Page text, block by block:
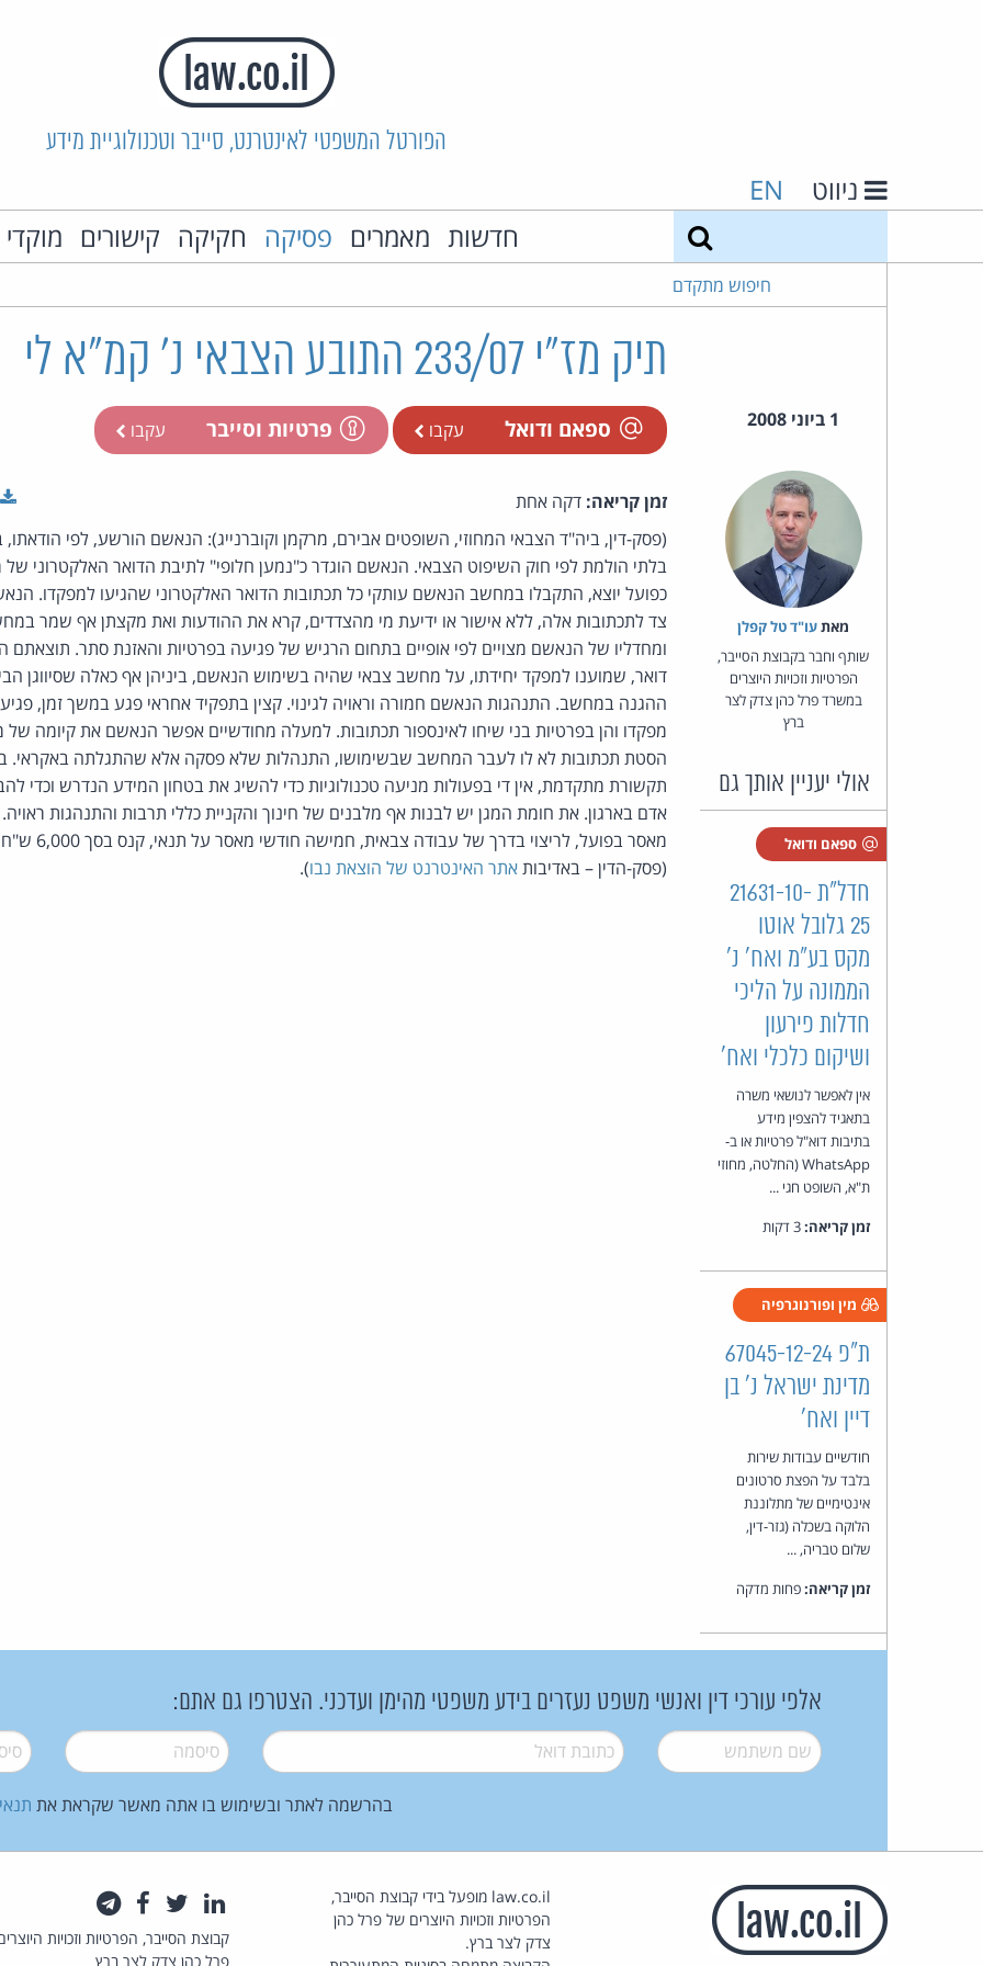
הפורטל המשפטי לאינטרנט, סייבר וטכנולוגיית מידע
ניווט EN
חדשות מאמרים פסיקה חקיקה קישורים
חיפוש מתקדם
תיק מז"י 233/07 התובע הצבאי נ' קמ"א לי
1 ביוני 2008 ספאם ודואל עקבו פרטיות וסייבר עקבו
מאת‏עו"ד טל קפלן
שותף וחבר בקבוצת הסייבר,
הפרטיות וזכויות היוצרים
במשרד פרל כהן צדק לצר
ברץ
אולי יעניין אותך גם
ספאם ודואל
חדל"ת 21631-10-
25 גלובל אוטו
מקס בע״מ ואח' נ'
הממונה על הליכי
חדלות פירעון
ושיקום כלכלי ואח'
אין לאפשר לנושאי משרה
בתאגיד להצפין מידע
בתיבות דוא"ל פרטיות או ב-
WhatsApp (החלטה, מחוזי
ת"א, השופט חגי ...
זמן קריאה:
מין ופורנוגרפיה
ת"פ 67045-12-24
מדינת ישראל נ' בן
דיין ואח'
חודשיים עבודות שירות
בלבד על הפצת סרטונים
אינטימיים של מתלוננת
הלוקה בשכלה (גזר-דין,
שלום טבריה, ...
זמן קריאה:פחות מדקה
זמן קריאה: דקה אחת
(פסק-דין, ביה"ד הצבאי המחוזי, השופטים אבירם, מרקמן וקוברנייג): הנאשם הורשע, לפי
בלתי הולמת לפי חוק השיפוט הצבאי. הנאשם הוגדר כ"נמען חלופי" לתיבת הדואר האלקטרוני
כפועל יוצא, התקבלו במחשב הנאשם עותקי כל תכתובות הדואר האלקטרוני שהגיעו למפקדו.
צד לתכתובות אלה, ללא אישור או ידיעת מי מהצדדים, קרא את ההודעות ואת מקצתן אף שמר
ומחדליו של הנאשם מצויים לפי אופיים בתחום הרגיש של פגיעה בפרטיות והאזנת סתר. תוצאתם
דואר, שמוענו למפקד יחידתו, על מחשב צבאי שהיה בשימוש הנאשם, ביניהן אף כאלה שסיווגן
ההגנה במחשב. התנהגות הנאשם חמורה וראויה לגינוי. קצין בתפקיד אחראי פגע במשך זמן,
מפקדו והן בפרטיות בני שיחו לאינספור תכתובות. למעלה מחודשיים אפשר הנאשם את קיומה
הסטת תכתובות לא לו לעבר המחשב שבשימושו, התנהלות שלא פסקה אלא שהתגלתה באקראי.
תקשורת מתקדמת, אין די בפעולות מניעה טכנולוגיות כדי להשיג את בטחון המידע הנדרש וכדי
מאסר בפועל,
(פסק-הדין – באדיבותאתר האינטרנט של הוצאת נבו).
אלפי עורכי דין ואנשי משפט נעזרים בידע משפטי מהימן ועדכני. הצטרפו גם אתם:
שם משתמש* דואל* סיסמה*
בהרשמה לאתר ובשימוש בו אתה מאשר שקראת את
law.co.il מופעל בידי קבוצת הסייבר,
הפרטיות וזכויות היוצרים של פרל כהן
צדק לצר ברץ.
לינקדאין
טוויטרפייסבוק
קבוצת הסייבר, הפרטיות וזכויות
פרל כהן צדק לצר ברץ